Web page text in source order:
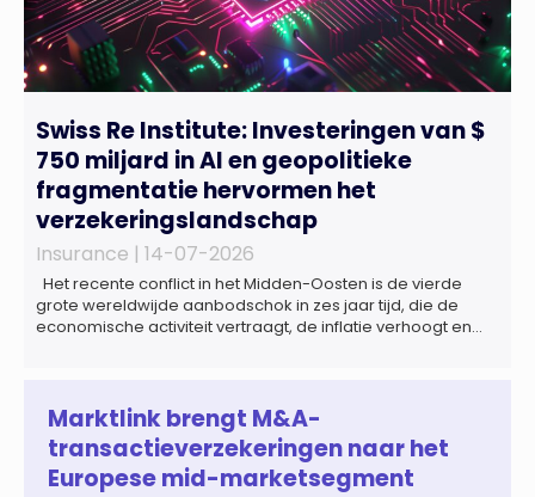
Swiss Re Institute: Investeringen van $
750 miljard in AI en geopolitieke
fragmentatie hervormen het
verzekeringslandschap
Insurance | 14-07-2026
Het recente conflict in het Midden-Oosten is de vierde
grote wereldwijde aanbodschok in zes jaar tijd, die de
economische activiteit vertraagt, de inflatie verhoogt en
wereldwijd naar verwachting afnemen tot 1,3% in reële
termen in […]
Marktlink brengt M&A-
transactieverzekeringen naar het
Europese mid-marketsegment